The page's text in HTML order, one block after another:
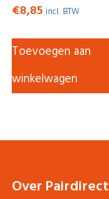
€8,85 incl. BTW
Toevoegen aan
winkelwagen
Over Pairdirect